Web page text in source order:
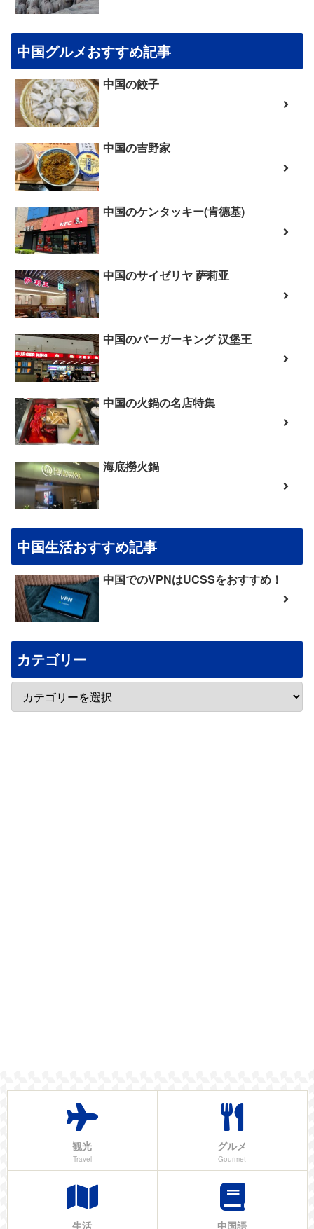
中国グルメおすすめ記事
中国の餃子
中国の吉野家
中国のケンタッキー(肯德基)
中国のサイゼリヤ 萨莉亚
中国のバーガーキング 汉堡王
中国の火鍋の名店特集
海底撈火鍋
中国生活おすすめ記事
中国でのVPNはUCSSをおすすめ！
カテゴリー
観光
Travel
グルメ
Gourmet
生活 中国語